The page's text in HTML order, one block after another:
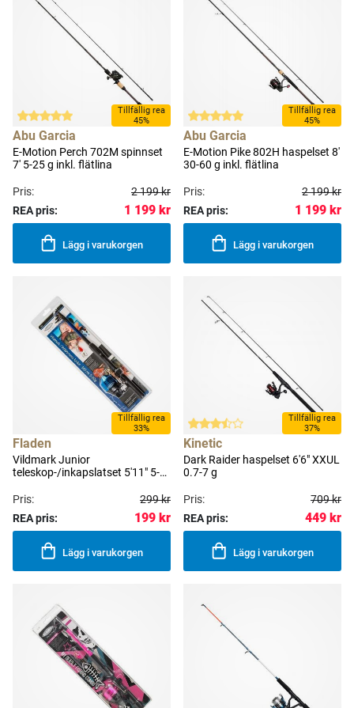
Tillfällig rea
45%
Abu Garcia
E-Motion Perch 702M spinnset
7' 5-25 g inkl. flätlina
Pris:
2 199 kr
REA pris:
1 199 kr
Lägg i varukorgen
Tillfällig rea
45%
Abu Garcia
E-Motion Pike 802H haspelset 8'
30-60 g inkl. flätlina
Pris:
2 199 kr
REA pris:
1 199 kr
Lägg i varukorgen
Tillfällig rea
33%
Fladen
Vildmark Junior
teleskop-/inkapslatset 5'11" 5-
nylonlina
Pris:
299 kr
REA pris:
199 kr
Lägg i varukorgen
Tillfällig rea
37%
Kinetic
Dark Raider haspelset 6'6" XXUL
0.7-7 g
Pris:
709 kr
REA pris:
449 kr
Lägg i varukorgen